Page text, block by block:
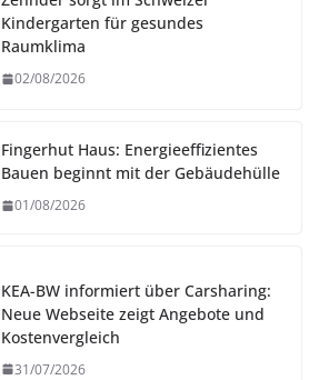
Kindergarten für gesundes
Raumklima
02/08/2026
Fingerhut Haus: Energieeffizientes
Bauen beginnt mit der Gebäudehülle
01/08/2026
KEA-BW informiert über Carsharing:
Neue Webseite zeigt Angebote und
Kostenvergleich
31/07/2026